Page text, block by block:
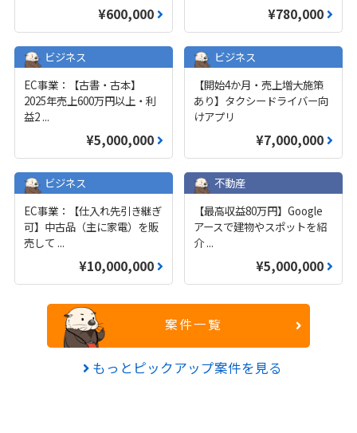
¥600,000 ¥780,000
ビジネス
EC事業：【古書・古本】
2025年売上600万円以上・利
益2 ...
¥5,000,000
ビジネス
【開始4か月・売上増大施策
あり】タクシードライバー向
けアプリ
¥7,000,000
ビジネス
EC事業：【仕入れ先引き継ぎ
可】中古品（主に家電）を販
売して ...
¥10,000,000
不動産
【最高収益80万円】Google
アースで建物やスポットを紹
介 ...
¥5,000,000
案件一覧
もっとピックアップ案件を見る